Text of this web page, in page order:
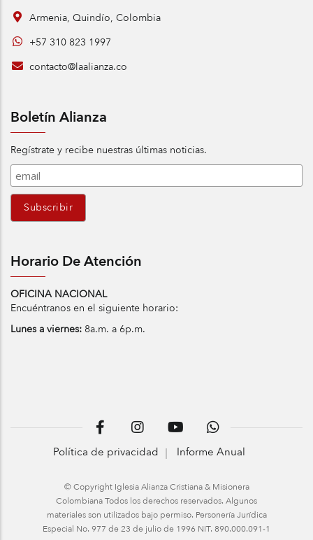
Armenia, Quindío, Colombia
+57 310 823 1997
contacto@laalianza.co
Boletín Alianza
Regístrate y recibe nuestras últimas noticias.
Horario De Atención
OFICINA NACIONAL
Encuéntranos en el siguiente horario:
Lunes a viernes: 8a.m. a 6p.m.
Política de privacidad Informe Anual
© Copyright Iglesia Alianza Cristiana & Misionera
Colombiana Todos los derechos reservados. Algunos
materiales son utilizados bajo permiso. Personería Jurídica
Especial No. 977 de 23 de julio de 1996 NIT. 890.000.091-1